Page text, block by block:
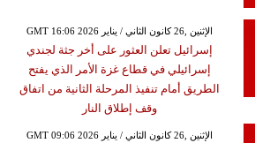
GMT 16:06 2026 الإثنين ,26 كانون الثاني / يناير
إسرائيل تعلن العثور على أخر جثة لجندي
إسرائيلي في قطاع غزة الأمر الذي يفتح
الطريق أمام تنفيذ المرحلة الثانية من اتفاق
وقف إطلاق النار
GMT 09:06 2026 الإثنين ,26 كانون الثاني / يناير